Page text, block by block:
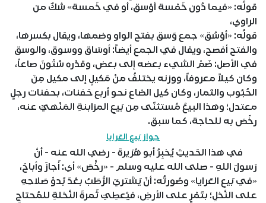
قولُه: «فيما دُون خَمْسة أوْسق، أو في خَمسة» شكٌ من
الراوي،
قولُه: «أوْسُق» جمع وَسق بفتح الواو وضمها، ويقال بكسرها،
والفتح أفصح، ويقال في الجمع أيضاً: أوسَاق ووسوق، والوسق
في الأصل: ضَمّ الشيء بعضه إلى بعض، وقدْره سُتّونَ صاعاً،
وكان كيلاً معروفاً، ووزنه يختلفُ منْ مَكيلٍ إلى مكيل مِنَ
الحُبُوب والثمار، وكان كيل الصّاع نحو أربع حَفنات، بحفنات رجلٍ
معتدل؛ وهذا البيعُ مُستثنًى مِن بَيعِ المزابنةِ المَنْهيِّ عنه،
رخّصَ به للحاجة، كما سبق.
جواز بَيعِ العَرايا
في هذا الحَديثِ يُخبِرُ أبو هُرَيرةَ - رضي الله عنه - أنَّ
رَسولَ اللهِ - صلى الله عليه وسلم - «رخَّصَ» أي: أَجازَ وأباحَ،
«في بَيعِ العَرايا» وصُورتُه: أنْ يَشتريَ الرُّطَبُ بعْدَ بُدوِّ صَلاحِهِ
على النَّخلِ؛ بتَمْرٍ على الأرضِ، فيُعطِيَ ثَمرةَ النَّخلةِ للمُحتاجِ